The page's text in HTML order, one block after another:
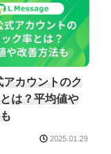
アカウントのク
は？平均値や
2025.01.29